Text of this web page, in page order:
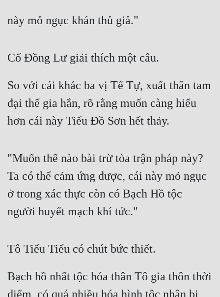
Lịch Sử
Nữ Cường
Nữ Phụ
Phong Thủy - Tâm Linh
Phản Phái
Quân Sự
này mỏ ngục khán thủ giả."
Cố Đồng Lư giải thích một câu.
So với cái khác ba vị Tế Tự, xuất thân tam
đại thể gia hắn, rõ rằng muốn càng hiểu
hơn cái này Tiếu Đồ Sơn hết thảy.
"Muốn thế nào bài trừ tòa trận pháp này?
Ta có thể cảm ứng được, cái này mỏ ngục
ở trong xác thực còn có Bạch Hồ tộc
người huyết mạch khí tức."
Tô Tiểu Tiểu có chút bức thiết.
Bạch hồ nhất tộc hóa thân Tô gia thôn thời
diểm, có quá nhiều hóa hình tộc nhân bị